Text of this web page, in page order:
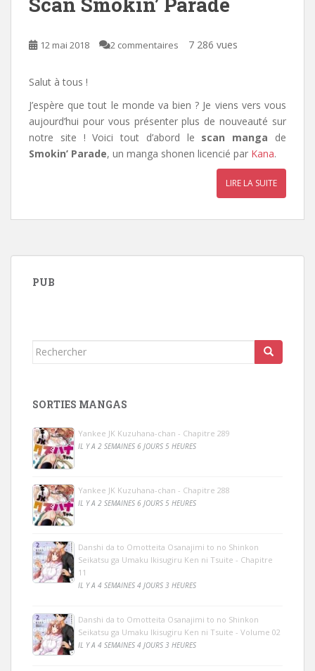
12 mai 2018 2 commentaires 7 286 vues
Salut à tous !
J’espère que tout le monde va bien ? Je viens vers vous
aujourd’hui pour vous présenter plus de nouveauté sur
notre site ! Voici tout d’abord le scan manga de
Smokin’ Parade, un manga shonen licencié par Kana.
LIRE LA SUITE
PUB
Rechercher...
SORTIES MANGAS
Yankee JK Kuzuhana-chan - Chapitre 289
IL Y A 2 SEMAINES 6 JOURS 5 HEURES
Yankee JK Kuzuhana-chan - Chapitre 288
IL Y A 2 SEMAINES 6 JOURS 5 HEURES
Danshi da to Omotteita Osanajimi to no Shinkon
Seikatsu ga Umaku Ikisugiru Ken ni Tsuite - Chapitre
11
IL Y A 4 SEMAINES 4 JOURS 3 HEURES
Danshi da to Omotteita Osanajimi to no Shinkon
Seikatsu ga Umaku Ikisugiru Ken ni Tsuite - Volume 02
IL Y A 4 SEMAINES 4 JOURS 3 HEURES